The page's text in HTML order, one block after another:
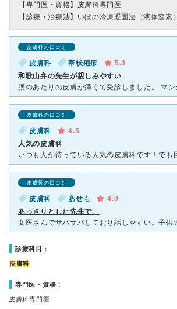
【専門医・資格】 皮膚科専門医
【診療・治療法】 いぼの冷凍凝固法（液体窒素）
皮膚科の口コミ
皮膚科 帯状疱疹
5.0
和歌山弁の先生が親しみやすい
皮膚科の口コミ
皮膚科
4.5
人気の皮膚科
皮膚科の口コミ
皮膚科 あせも
4.0
あっさりとした先生で。
診療科目：
皮膚科
専門医・資格：
皮膚科専門医